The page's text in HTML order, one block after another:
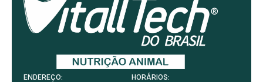
ENDEREÇO: HORÁRIOS: